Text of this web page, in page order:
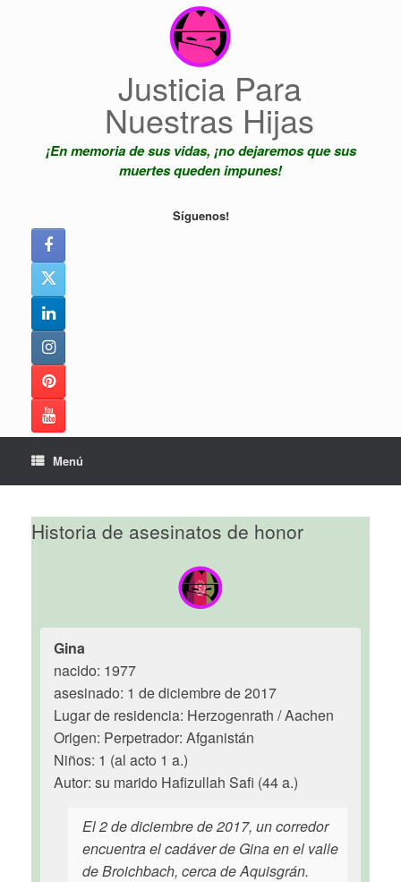
Justicia Para
Nuestras Hijas
¡En memoria de sus vidas, ¡no dejaremos que sus
muertes queden impunes!
Síguenos!
Menú
Historia de asesinatos de honor
Gina
nacido: 1977
asesinado: 1 de diciembre de 2017
Lugar de residencia: Herzogenrath / Aachen
Origen: Perpetrador: Afganistán
Niños: 1 (al acto 1 a.)
Autor: su marido Hafizullah Safi (44 a.)
El 2 de diciembre de 2017, un corredor
encuentra el cadáver de Gina en el valle
de Broichbach, cerca de Aquisgrán.